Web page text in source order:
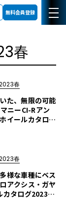
無料会員登録
春
春
た、無限の可能
ニーCI-Rアン
イールカタログ
春
様な車種にベス
アクシス・ガヤ
カタログ2023